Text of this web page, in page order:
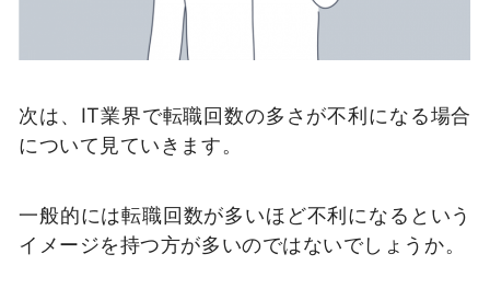
次は、IT業界で転職回数の多さが不利になる場合
について見ていきます。
一般的には転職回数が多いほど不利になるという
イメージを持つ方が多いのではないでしょうか。